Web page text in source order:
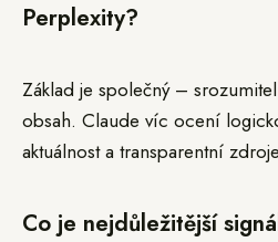
Perplexity?
Základ je společný –
obsah. Claude víc ocení
aktuálnost a transparentní
Co je nejdůležitější